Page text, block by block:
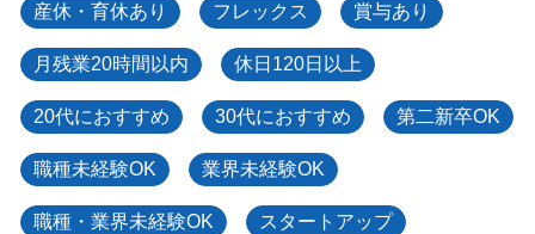
産休・育休あり フレックス 賞与あり
月残業20時間以内 休日120日以上
20代におすすめ 30代におすすめ 第二新卒OK
職種未経験OK 業界未経験OK
職種・業界未経験OK スタートアップ